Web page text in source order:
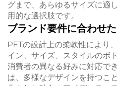
グまで、あらゆるサイズに適
用的な選択肢です。
ブランド要件に合わせ
PETの設計上の柔軟性により
イン、サイズ、スタイルのボ
消費者の異なる好みに対応で
は、多様なデザインを持つこ